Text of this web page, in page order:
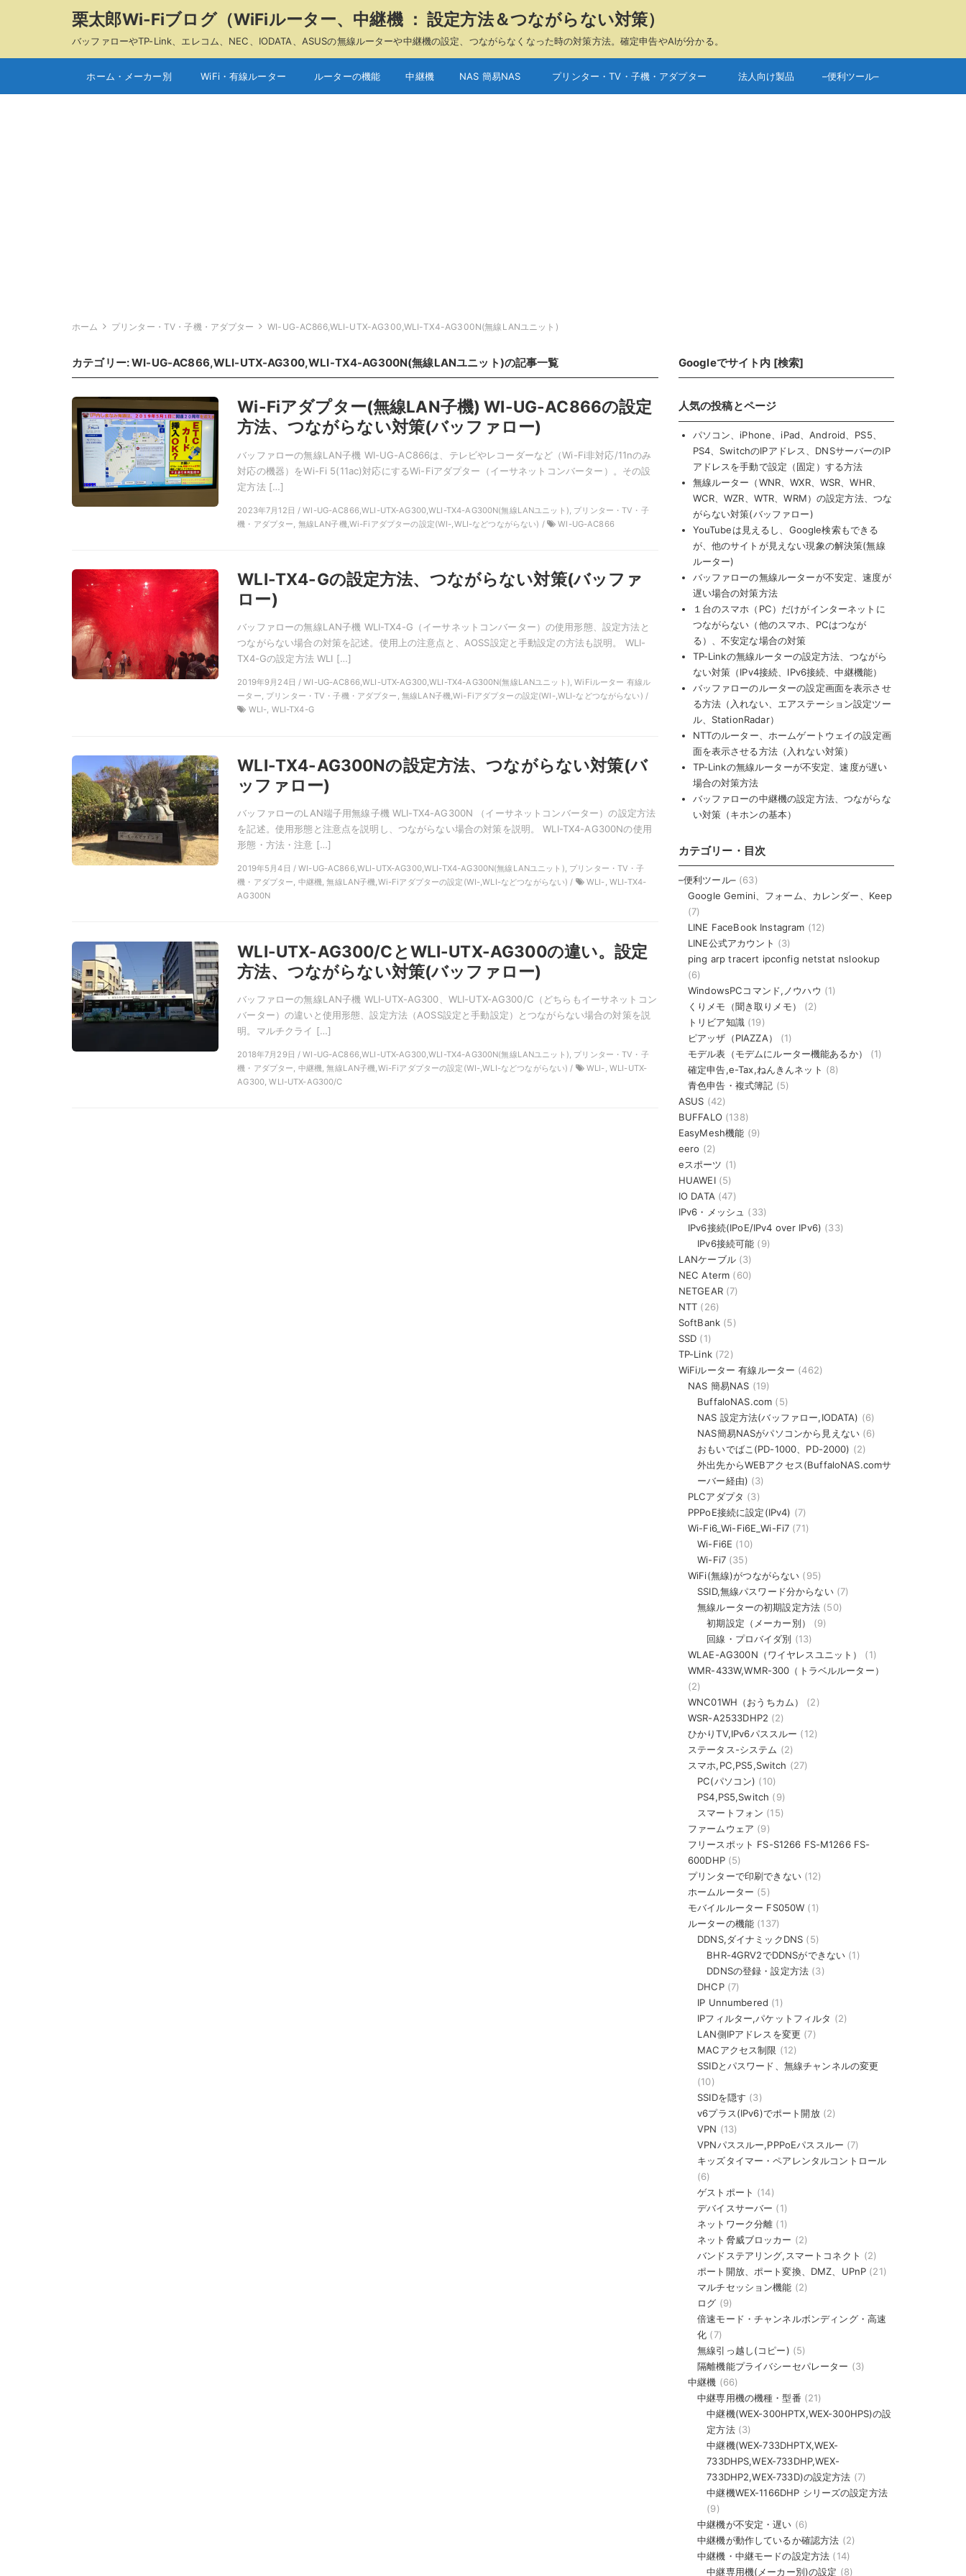
栗太郎Wi-Fiブログ（WiFiルーター、中継機 ： 設定方法＆つながらない対策）
バッファローやTP-Link、エレコム、NEC、IODATA、ASUSの無線ルーターや中継機の設定、つながらなくなった時の対策方法。確定申告やAIが分かる。
ホーム・メーカー別 WiFi・有線ルーター ルーターの機能 中継機 NAS 簡易NAS プリンター・TV・子機・アダプター 法人向け製品 –便利ツール–
ホーム プリンター・TV・子機・アダプター WI-UG-AC866,WLI-UTX-AG300,WLI-TX4-AG300N(無線LANユニット)
カテゴリー:WI-UG-AC866,WLI-UTX-AG300,WLI-TX4-AG300N(無線LANユニット)の記事一覧
Wi-Fiアダプター(無線LAN子機) WI-UG-AC866の設定
方法、つながらない対策(バッファロー)
バッファローの無線LAN子機 WI-UG-AC866は、テレビやレコーダーなど（Wi-Fi非対応/11nのみ
対応の機器）をWi-Fi 5(11ac)対応にするWi-Fiアダプター（イーサネットコンバーター）。その設
定方法 […]
2023年7月12日 / WI-UG-AC866,WLI-UTX-AG300,WLI-TX4-AG300N(無線LANユニット), プリンター・TV・子
機・アダプター, 無線LAN子機,Wi-Fiアダプターの設定(WI-,WLI-などつながらない) /
WI-UG-AC866
WLI-TX4-Gの設定方法、つながらない対策(バッファ
ロー)
バッファローの無線LAN子機 WLI-TX4-G（イーサネットコンバーター）の使用形態、設定方法と
つながらない場合の対策を記述。使用上の注意点と、AOSS設定と手動設定の方法も説明。 WLI-
TX4-Gの設定方法 WLI […]
2019年9月24日 / WI-UG-AC866,WLI-UTX-AG300,WLI-TX4-AG300N(無線LANユニット), WiFiルーター 有線ル
ーター, プリンター・TV・子機・アダプター, 無線LAN子機,Wi-Fiアダプターの設定(WI-,WLI-などつながらない) /
WLI-, WLI-TX4-G
WLI-TX4-AG300Nの設定方法、つながらない対策(バ
ッファロー)
バッファローのLAN端子用無線子機 WLI-TX4-AG300N （イーサネットコンバーター）の設定方法
を記述。使用形態と注意点を説明し、つながらない場合の対策を説明。 WLI-TX4-AG300Nの使用
形態・方法・注意 […]
2019年5月4日 / WI-UG-AC866,WLI-UTX-AG300,WLI-TX4-AG300N(無線LANユニット), プリンター・TV・子
機・アダプター, 中継機, 無線LAN子機,Wi-Fiアダプターの設定(WI-,WLI-などつながらない) /
WLI-, WLI-TX4-
AG300N
WLI-UTX-AG300/CとWLI-UTX-AG300の違い。設定
方法、つながらない対策(バッファロー)
バッファローの無線LAN子機 WLI-UTX-AG300、WLI-UTX-AG300/C（どちらもイーサネットコン
バーター）の違いと使用形態、設定方法（AOSS設定と手動設定）とつながらない場合の対策を説
明。マルチクライ […]
2018年7月29日 / WI-UG-AC866,WLI-UTX-AG300,WLI-TX4-AG300N(無線LANユニット), プリンター・TV・子
機・アダプター, 中継機, 無線LAN子機,Wi-Fiアダプターの設定(WI-,WLI-などつながらない) /
WLI-, WLI-UTX-
AG300, WLI-UTX-AG300/C
Googleでサイト内 [検索]
人気の投稿とページ
パソコン、iPhone、iPad、Android、PS5、
PS4、SwitchのIPアドレス、DNSサーバーのIP
アドレスを手動で設定（固定）する方法
無線ルーター（WNR、WXR、WSR、WHR、
WCR、WZR、WTR、WRM）の設定方法、つな
がらない対策(バッファロー)
YouTubeは見えるし、Google検索もできる
が、他のサイトが見えない現象の解決策(無線
ルーター)
バッファローの無線ルーターが不安定、速度が
遅い場合の対策方法
１台のスマホ（PC）だけがインターネットに
つながらない（他のスマホ、PCはつなが
る）、不安定な場合の対策
TP-Linkの無線ルーターの設定方法、つながら
ない対策（IPv4接続、IPv6接続、中継機能）
バッファローのルーターの設定画面を表示させ
る方法（入れない、エアステーション設定ツー
ル、StationRadar）
NTTのルーター、ホームゲートウェイの設定画
面を表示させる方法（入れない対策）
TP-Linkの無線ルーターが不安定、速度が遅い
場合の対策方法
バッファローの中継機の設定方法、つながらな
い対策（キホンの基本）
カテゴリー・目次
–便利ツール–(63)
Google Gemini、フォーム、カレンダー、Keep
(7)
LINE FaceBook Instagram (12)
LINE公式アカウント (3)
ping arp tracert ipconfig netstat nslookup
(6)
WindowsPCコマンド,ノウハウ (1)
くりメモ（聞き取りメモ）
(2)
トリビア知識(19)
ピアッザ（PIAZZA）
(1)
モデル表（モデムにルーター機能あるか）
(1)
確定申告,e-Tax,ねんきんネット (8)
青色申告・複式簿記 (5)
ASUS (42)
BUFFALO(138)
EasyMesh機能 (9)
eero (2)
eスポーツ (1)
HUAWEI(5)
IO DATA (47)
IPv6・メッシュ (33)
IPv6接続(IPoE/IPv4 over IPv6) (33)
IPv6接続可能 (9)
LANケーブル(3)
NEC Aterm (60)
NETGEAR(7)
NTT (26)
SoftBank (5)
SSD (1)
TP-Link(72)
WiFiルーター 有線ルーター (462)
NAS 簡易NAS (19)
BuffaloNAS.com (5)
NAS 設定方法(バッファロー,IODATA) (6)
NAS簡易NASがパソコンから見えない(6)
おもいでばこ(PD-1000、PD-2000) (2)
外出先からWEBアクセス(BuffaloNAS.comサ
ーバー経由) (3)
PLCアダプタ (3)
PPPoE接続に設定(IPv4) (7)
Wi-Fi6_Wi-Fi6E_Wi-Fi7 (71)
Wi-Fi6E (10)
Wi-Fi7 (35)
WiFi(無線)がつながらない (95)
SSID,無線パスワード分からない(7)
無線ルーターの初期設定方法 (50)
初期設定（メーカー別）
(9)
回線・プロバイダ別 (13)
WLAE-AG300N（ワイヤレスユニット）
(1)
WMR-433W,WMR-300（トラベルルーター）
(2)
WNC01WH（おうちカム）
(2)
WSR-A2533DHP2 (2)
ひかりTV,IPv6パススルー (12)
ステータス-システム (2)
スマホ,PC,PS5,Switch (27)
PC(パソコン) (10)
PS4,PS5,Switch (9)
スマートフォン (15)
ファームウェア (9)
フリースポット FS-S1266 FS-M1266 FS-
600DHP(5)
プリンターで印刷できない(12)
ホームルーター (5)
モバイルルーター FS050W (1)
ルーターの機能 (137)
DDNS,ダイナミックDNS (5)
BHR-4GRV2でDDNSができない (1)
DDNSの登録・設定方法 (3)
DHCP(7)
IP Unnumbered (1)
IPフィルター,パケットフィルタ (2)
LAN側IPアドレスを変更 (7)
MACアクセス制限 (12)
SSIDとパスワード、無線チャンネルの変更
(10)
SSIDを隠す (3)
v6プラス(IPv6)でポート開放(2)
VPN (13)
VPNパススルー,PPPoEパススルー (7)
キッズタイマー・ペアレンタルコントロール
(6)
ゲストポート (14)
デバイスサーバー (1)
ネットワーク分離 (1)
ネット脅威ブロッカー (2)
バンドステアリング,スマートコネクト (2)
ポート開放、ポート変換、DMZ、UPnP (21)
マルチセッション機能 (2)
ログ (9)
倍速モード・チャンネルボンディング・高速
化 (7)
無線引っ越し(コピー) (5)
隔離機能プライバシーセパレーター (3)
中継機 (66)
中継専用機の機種・型番 (21)
中継機(WEX-300HPTX,WEX-300HPS)の設
定方法(3)
中継機(WEX-733DHPTX,WEX-
733DHPS,WEX-733DHP,WEX-
733DHP2,WEX-733D)の設定方法 (7)
中継機WEX-1166DHP シリーズの設定方法
(9)
中継機が不安定・遅い (6)
中継機が動作しているか確認方法 (2)
中継機・中継モードの設定方法 (14)
中継専用機(メーカー別)の設定 (8)